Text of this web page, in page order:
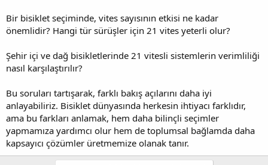
Bir bisiklet seçiminde, vites sayısının etkisi ne kadar
önemlidir? Hangi tür sürüşler için 21 vites yeterli olur?
Şehir içi ve dağ bisikletlerinde 21 vitesli sistemlerin verimliliği
nasıl karşılaştırılır?
Bu soruları tartışarak, farklı bakış açılarını daha iyi
anlayabiliriz. Bisiklet dünyasında herkesin ihtiyacı farklıdır,
ama bu farkları anlamak, hem daha bilinçli seçimler
yapmamıza yardımcı olur hem de toplumsal bağlamda daha
kapsayıcı çözümler üretmemize olanak tanır.